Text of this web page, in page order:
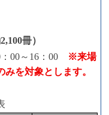
冊）
00～16：00
※来場
を対象とします。